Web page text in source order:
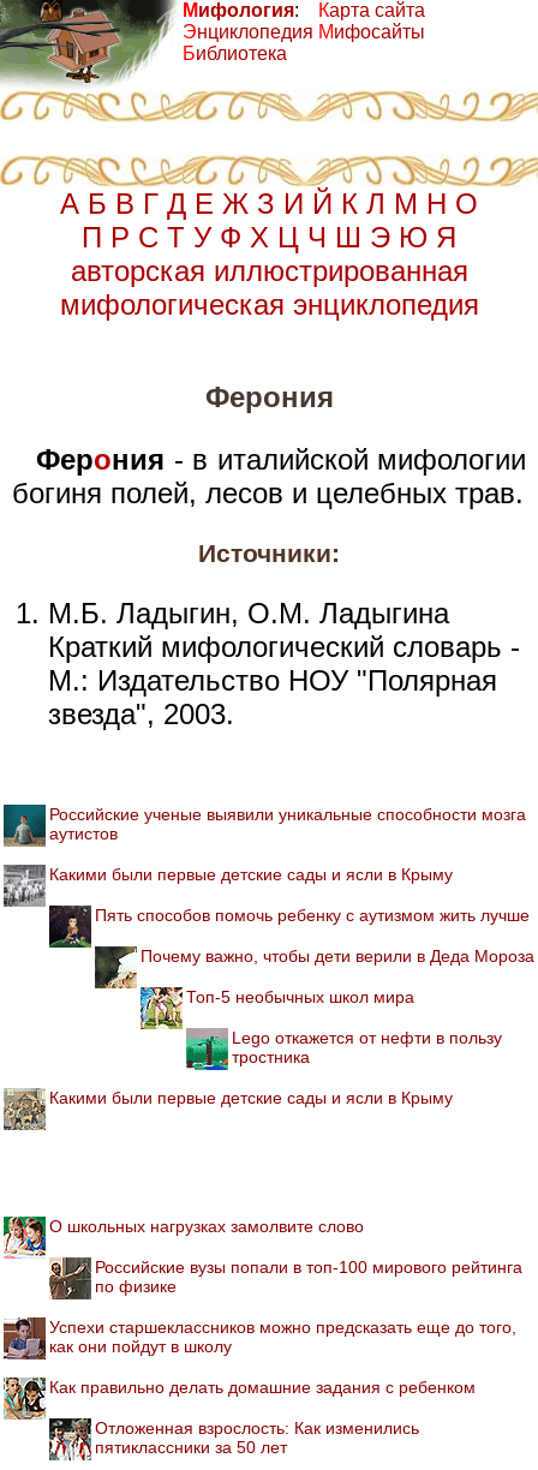
Мифология:
Энциклопедия
Библиотека
Карта сайта
Мифосайты
А Б В Г Д Е Ж З И Й К Л М Н О
П Р С Т У Ф Х Ц Ч Ш Э Ю Я
авторская иллюстрированная
мифологическая энциклопедия
Ферония
Ферония - в италийской мифологии
богиня полей, лесов и целебных трав.
Источники:
М.Б. Ладыгин, О.М. Ладыгина
Краткий мифологический словарь -
М.: Издательство НОУ "Полярная
звезда", 2003.
Российские ученые выявили уникальные способности мозга
аутистов
Какими были первые детские сады и ясли в Крыму
Пять способов помочь ребенку с аутизмом жить лучше
Почему важно, чтобы дети верили в Деда Мороза
Топ-5 необычных школ мира
Lego откажется от нефти в пользу
тростника
Какими были первые детские сады и ясли в Крыму
О школьных нагрузках замолвите слово
Российские вузы попали в топ-100 мирового рейтинга
по физике
Успехи старшеклассников можно предсказать еще до того,
как они пойдут в школу
Как правильно делать домашние задания с ребенком
Отложенная взрослость: Как изменились
пятиклассники за 50 лет